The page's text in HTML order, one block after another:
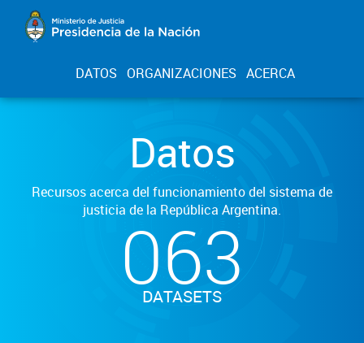
DATOS ORGANIZACIONES ACERCA
Datos
Recursos acerca del funcionamiento del sistema de
justicia de la República Argentina.
063
DATASETS